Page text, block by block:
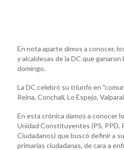
En nota aparte dimos a conocer,
y alcaldesas de la DC que
domingo.
La DC celebró su triunfo en
Reina, Conchalí, Lo Espejo,
En esta crónica damos a conocer
Unidad Constituyentes (PS, PPD,
Ciudadanos) que buscó definir a
primarias ciudadanas, de cara a